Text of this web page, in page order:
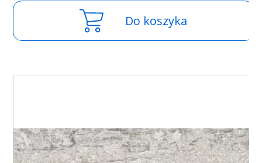
Do koszyka